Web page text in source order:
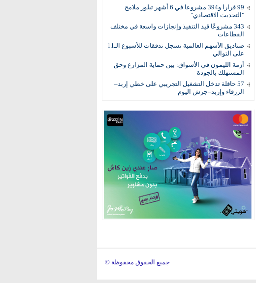
99 قرارا و394 مشروعا في 6 أشهر تبلور ملامح
"التحديث الاقتصادي"
343 مشروعًا قيد التنفيذ وإنجازات واسعة في مختلف
القطاعات
صناديق الأسهم العالمية تسجل تدفقات للأسبوع الـ11
على التوالي
أزمة الليمون في الأسواق: بين حماية المزارع وحق
المستهلك بالجودة
57 حافلة تدخل التشغيل التجريبي على خطي إربد–
الزرقاء وإربد–جرش اليوم
© جميع الحقوق محفوظة